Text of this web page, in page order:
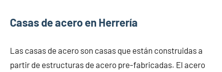
Casas de acero en Herrería
Las casas de acero son casas que están construidas a
partir de estructuras de acero pre-fabricadas. El acero